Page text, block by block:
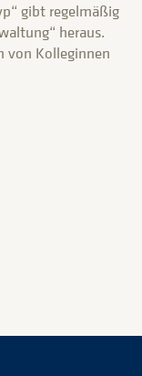
gibt regelmäßig
heraus.
von Kolleginnen